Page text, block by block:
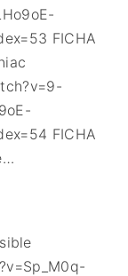
FICHA
FICHA
…